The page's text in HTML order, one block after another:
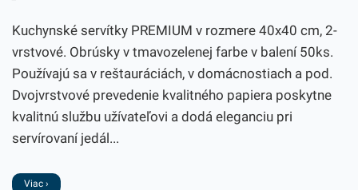
Kuchynské servítky PREMIUM v rozmere 40x40 cm, 2-
vrstvové. Obrúsky v tmavozelenej farbe v balení 50ks.
Používajú sa v reštauráciách, v domácnostiach a pod.
Dvojvrstvové prevedenie kvalitného papiera poskytne
kvalitnú službu užívateľovi a dodá eleganciu pri
servírovaní jedál...
Viac ›